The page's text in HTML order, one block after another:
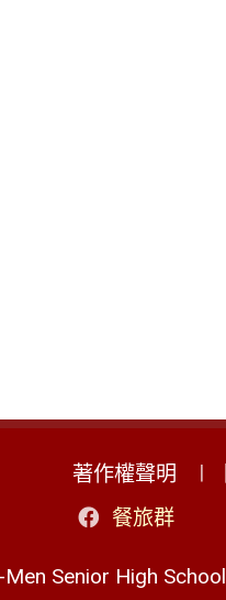
著作權聲明
餐旅群
Senior High School